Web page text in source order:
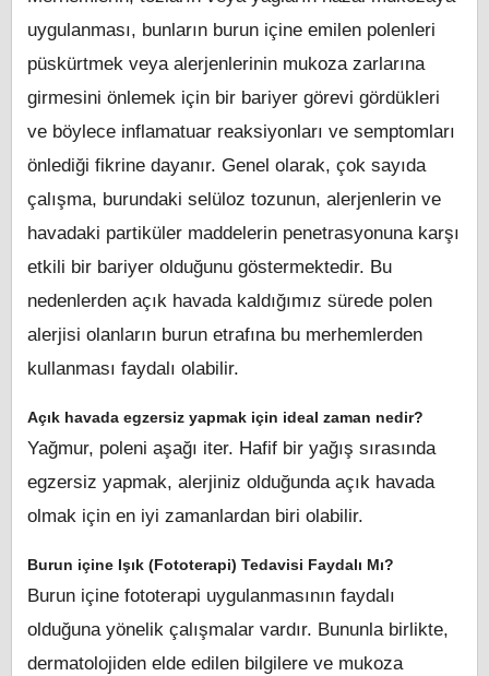
uygulanması, bunların burun içine emilen polenleri
püskürtmek veya alerjenlerinin mukoza zarlarına
girmesini önlemek için bir bariyer görevi gördükleri
ve böylece inflamatuar reaksiyonları ve semptomları
önlediği fikrine dayanır. Genel olarak, çok sayıda
çalışma, burundaki selüloz tozunun, alerjenlerin ve
havadaki partiküler maddelerin penetrasyonuna karşı
etkili bir bariyer olduğunu göstermektedir. Bu
nedenlerden açık havada kaldığımız sürede polen
alerjisi olanların burun etrafına bu merhemlerden
kullanması faydalı olabilir.
Açık havada egzersiz yapmak için ideal zaman nedir?
Yağmur, poleni aşağı iter. Hafif bir yağış sırasında
egzersiz yapmak, alerjiniz olduğunda açık havada
olmak için en iyi zamanlardan biri olabilir.
Burun içine Işık (Fototerapi) Tedavisi Faydalı Mı?
Burun içine fototerapi uygulanmasının faydalı
olduğuna yönelik çalışmalar vardır. Bununla birlikte,
dermatolojiden elde edilen bilgilere ve mukoza